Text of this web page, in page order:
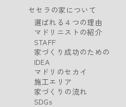
セセラの家について
選ばれる４つの理由
マドリニストの紹介
STAFF
家づくり成功のための
IDEA
マドリのセカイ
施工エリア
家づくりの流れ
SDGs